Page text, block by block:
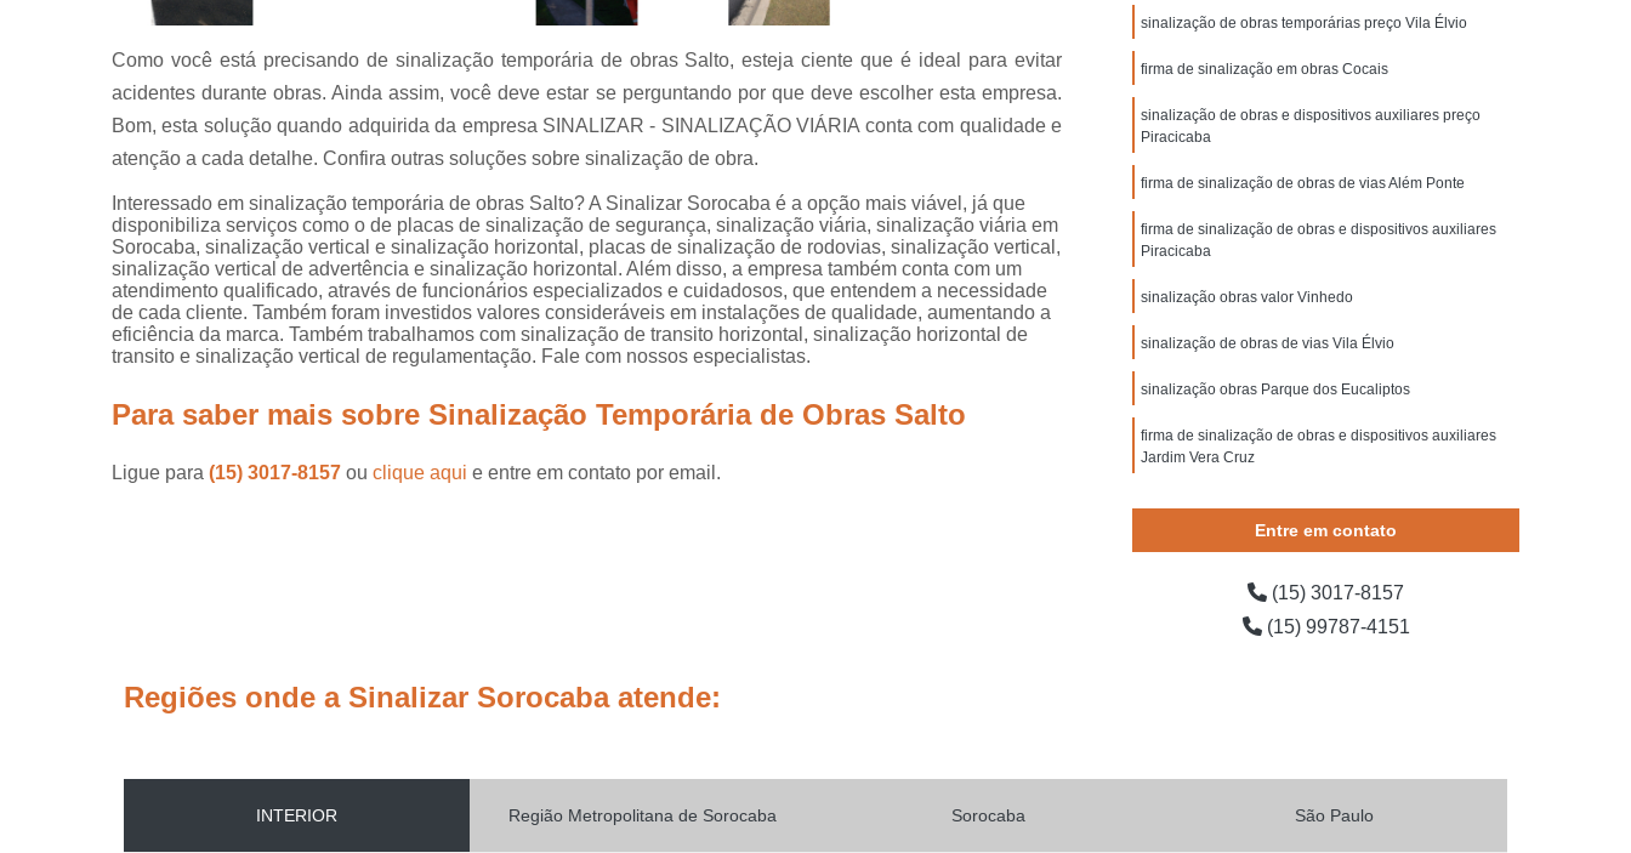
Sinalização
Sinalizações
Tachões
Lombada para Estacionamento
Lombada para Garagem
Lombada Quebra Mola
Lombada Trânsito
Pintura de Sinalização
Pintura de Sinalização Horizontal
Pintura de Sinalização Tipo Viária
Pintura de Sinalização Viária
Pintura Horizontal
Pintura Placa de Sinalização
Pintura Sinalização
Pintura Sinalização de Trânsito
Pintura Sinalização Horizontal
Pintura Sinalização Tipo Horizontal
Pintura Sinalização Viária
Placa de Sinalização de Segurança
Placas de Sinalização de Segurança Bombeiros
Placas de Sinalização de Segurança contra Incêndio
Placas de Sinalização de Segurança do Trabalho Construção Civil
Placas de Sinalização de Segurança em Obras
Placas de Sinalização de Segurança Escadas
Placas de Sinalização de Segurança para Condomínio
Placas de Sinalização de Rodovia
Placas Sinalização Rodovia
Sinalização de Obras
Sinalização de Obras de Vias
Como você está precisando de sinalização temporária de obras Salto, esteja ciente que é ideal para evitar
acidentes durante obras. Ainda assim, você deve estar se perguntando por que deve escolher esta empresa.
Bom, esta solução quando adquirida da empresa SINALIZAR - SINALIZAÇÃO VIÁRIA conta com qualidade e
atenção a cada detalhe. Confira outras soluções sobre sinalização de obra.
Interessado em sinalização temporária de obras Salto? A Sinalizar Sorocaba é a opção mais viável, já que
disponibiliza serviços como o de placas de sinalização de segurança, sinalização viária, sinalização viária em
Sorocaba, sinalização vertical e sinalização horizontal, placas de sinalização de rodovias, sinalização vertical,
sinalização vertical de advertência e sinalização horizontal. Além disso, a empresa também conta com um
atendimento qualificado, através de funcionários especializados e cuidadosos, que entendem a necessidade
de cada cliente. Também foram investidos valores consideráveis em instalações de qualidade, aumentando a
eficiência da marca. Também trabalhamos com sinalização de transito horizontal, sinalização horizontal de
transito e sinalização vertical de regulamentação. Fale com nossos especialistas.
Para saber mais sobre Sinalização Temporária de Obras Salto
Ligue para (15) 3017-8157 ou clique aqui e entre em contato por email.
sinalização de obras temporárias preço Vila Élvio
firma de sinalização em obras Cocais
sinalização de obras e dispositivos auxiliares preço
Piracicaba
firma de sinalização de obras de vias Além Ponte
firma de sinalização de obras e dispositivos auxiliares
Piracicaba
sinalização obras valor Vinhedo
sinalização de obras de vias Vila Élvio
sinalização obras Parque dos Eucaliptos
firma de sinalização de obras e dispositivos auxiliares
Jardim Vera Cruz
Entre em contato
(15) 3017-8157
(15) 99787-4151
Regiões onde a Sinalizar Sorocaba atende:
INTERIOR Região Metropolitana de Sorocaba Sorocaba São Paulo